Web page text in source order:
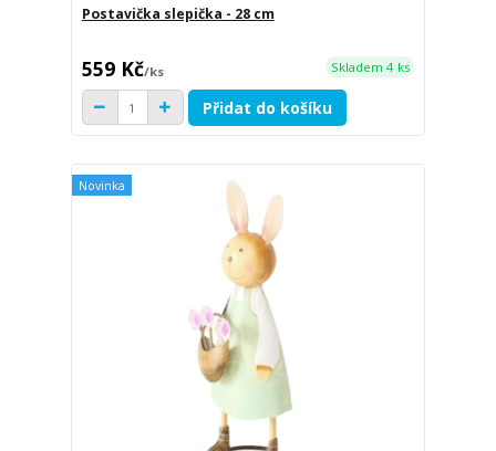
Postavička slepička - 28 cm
559 Kč/ks Skladem 4 ks
Přidat do košíku
Novinka